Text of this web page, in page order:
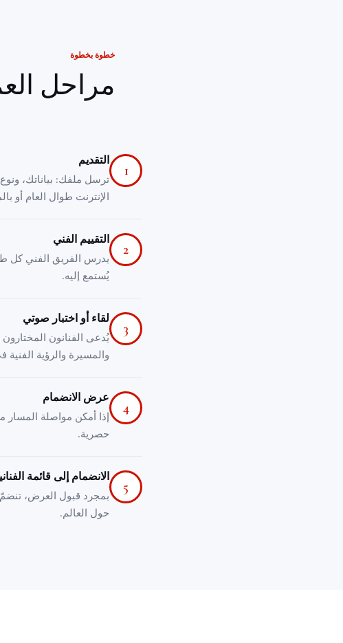
خطوة بخطوة
مراحل
1
التقديم
ترسل ملفك: بياناتك،
الإنترنت طوال العام أو
2
التقييم الفني
يدرس الفريق الفني كل
يُستمع إليه.
3
لقاء أو اختبار صوتي
يُدعى الفنانون
والمسيرة والرؤية
4
عرض الانضمام
إذا أمكن مواصلة المسار
حصرية.
5
الانضمام إلى قائمة
بمجرد قبول العرض، تنضمّ
حول العالم.